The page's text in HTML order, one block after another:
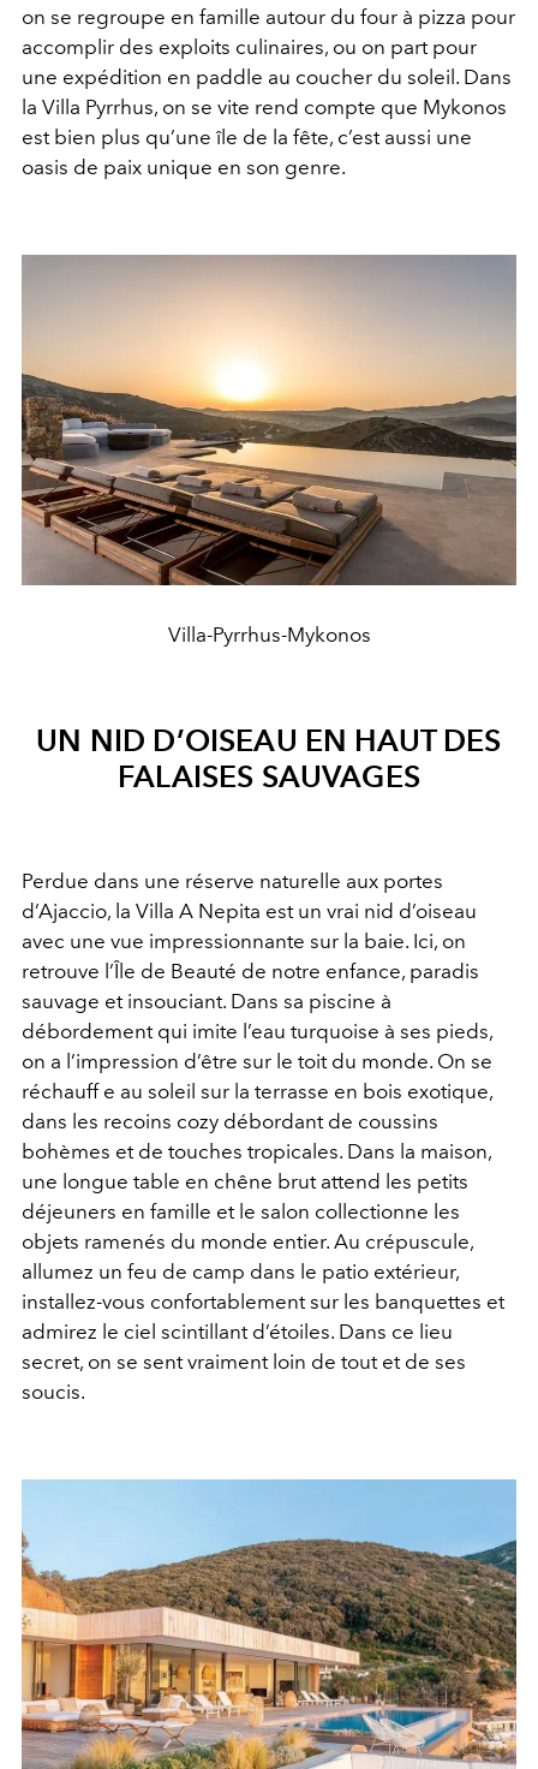
on se regroupe en famille autour du four à pizza pour
accomplir des exploits culinaires, ou on part pour
une expédition en paddle au coucher du soleil. Dans
la Villa Pyrrhus, on se vite rend compte que Mykonos
est bien plus qu’une île de la fête, c’est aussi une
oasis de paix unique en son genre.
Villa-Pyrrhus-Mykonos
UN NID D’OISEAU EN HAUT DES
FALAISES SAUVAGES
Perdue dans une réserve naturelle aux portes
d’Ajaccio, la Villa A Nepita est un vrai nid d’oiseau
avec une vue impressionnante sur la baie. Ici, on
retrouve l’Île de Beauté de notre enfance, paradis
sauvage et insouciant. Dans sa piscine à
débordement qui imite l’eau turquoise à ses pieds,
on a l’impression d’être sur le toit du monde. On se
réchauff e au soleil sur la terrasse en bois exotique,
dans les recoins cozy débordant de coussins
bohèmes et de touches tropicales. Dans la maison,
une longue table en chêne brut attend les petits
déjeuners en famille et le salon collectionne les
objets ramenés du monde entier. Au crépuscule,
allumez un feu de camp dans le patio extérieur,
installez-vous confortablement sur les banquettes et
admirez le ciel scintillant d’étoiles. Dans ce lieu
secret, on se sent vraiment loin de tout et de ses
soucis.